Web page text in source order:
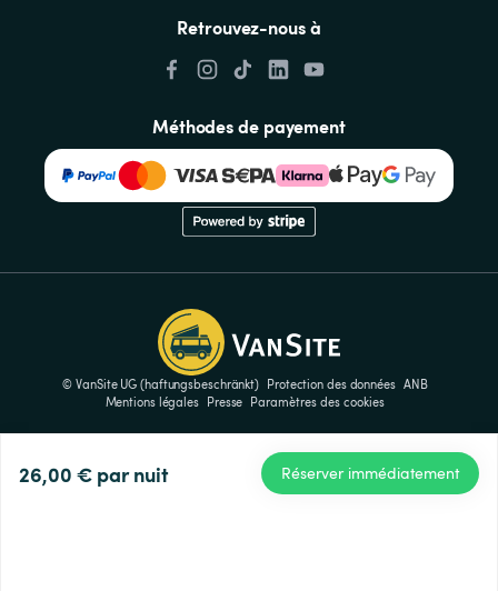
26,00 € par nuit Réserver immédiatement
Retrouvez-nous à
Méthodes de payement
© VanSite UG (haftungsbeschränkt) Protection des données ANB
Mentions légales
Presse Paramètres des cookies